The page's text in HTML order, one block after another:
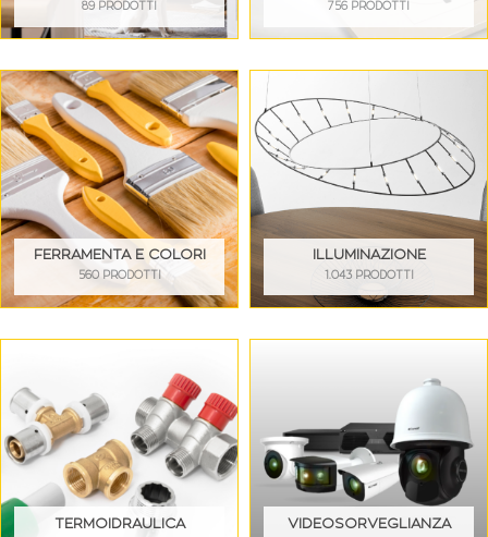
89 PRODOTTI 756 PRODOTTI
FERRAMENTA E COLORI
560 PRODOTTI
ILLUMINAZIONE
1.043 PRODOTTI
TERMOIDRAULICA VIDEOSORVEGLIANZA